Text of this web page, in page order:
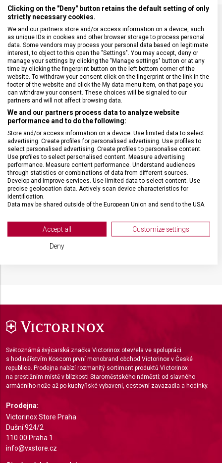
SPECIFIKACE PRODUKTU
DRUH ZBOŽÍ Kuchyňské vybavení
ZÁRUKA 24 měsíců
HMOTNOST 94 g
MATERIÁL RUKOJETI Polyamid (PA)
VELIKOST 32,9 x 3,9 x 1,7 cm
BARVA Černá
DOPLŇKOVÁ BARVA
Světoznámá švýcarská značka Victorinox otevřela ve spolupráci
s hodinářstvím Koscom první monobrand obchod Victorinox v České
republice. Prodejna nabízí rozmanitý sortiment produktů Victorinox
na prestižním místě v blízkosti Staroměstského náměstí; od slavného
armádního nože až po kuchyňské vybavení, cestovní zavazadla a hodinky.
Prodejna:
Victorinox Store Praha
Dušní 924/2
110 00 Praha 1
info@vxstore.cz
Clicking on the "Deny" button retains the default setting of only
strictly necessary cookies.
We and our partners store and/or access information on a device, such
as unique IDs in cookies and other browser storage to process personal
data. Some vendors may process your personal data based on legitimate
interest, to object to this open the "Settings". You may accept, deny or
manage your settings by clicking the "Manage settings" button or at any
time by clicking the fingerprint button on the left bottom corner of the
website. To withdraw your consent click on the fingerprint or the link in the
footer of the website and click the My data menu item, on that page you
can withdraw your consent. These choices will be signaled to our
partners and will not affect browsing data.
We and our partners process data to analyze website
performance and to do the following:
Store and/or access information on a device. Use limited data to select
advertising. Create profiles for personalised advertising. Use profiles to
select personalised advertising. Create profiles to personalise content.
Use profiles to select personalised content. Measure advertising
performance. Measure content performance. Understand audiences
through statistics or combinations of data from different sources.
Develop and improve services. Use limited data to select content. Use
precise geolocation data. Actively scan device characteristics for
identification.
Data may be shared outside of the European Union and send to the USA.
View Partner List (2 IAB Vendors)
We use your data for the following purposes:
Use profiles to select personalised
Create profiles to personalise content
Use profiles to select personalised content
Measure content performance
Understand audiences through statistics or
combinations of data from different sources
Accept all Customize settings
Deny